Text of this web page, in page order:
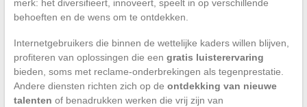
merk: het diversifieert, innoveert, speelt in op verschillende
behoeften en de wens om te ontdekken.
Internetgebruikers die binnen de wettelijke kaders willen blijven,
profiteren van oplossingen die een gratis luisterervaring
bieden, soms met reclame-onderbrekingen als tegenprestatie.
Andere diensten richten zich op de ontdekking van nieuwe
talenten of benadrukken werken die vrij zijn van